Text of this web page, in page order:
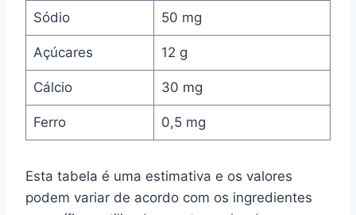
Sódio 50 mg
Açúcares 12 g
Cálcio 30 mg
Ferro 0,5 mg
Esta tabela é uma estimativa e os valores
podem variar de acordo com os ingredientes